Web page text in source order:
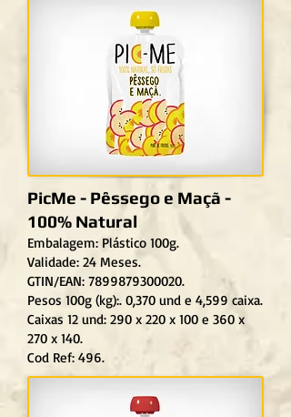
PicMe - Pêssego e Maçã -
100% Natural
Embalagem: Plástico 100g.
Validade: 24 Meses.
GTIN/EAN: 7899879300020.
Pesos 100g (kg):. 0,370 und e 4,599 caixa.
Caixas 12 und: 290 x 220 x 100 e 360 x
270 x 140.
Cod Ref: 496.